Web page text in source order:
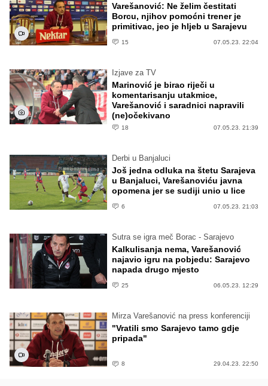
Varešanović: Ne želim čestitati
Borcu, njihov pomoćni trener je
primitivac, jeo je hljeb u Sarajevu
15 07.05.23. 22:04
Izjave za TV
Marinović je birao riječi u
komentarisanju utakmice,
Varešanović i saradnici napravili
(ne)očekivano
18 07.05.23. 21:39
Derbi u Banjaluci
Još jedna odluka na štetu Sarajeva
u Banjaluci, Varešanoviću javna
opomena jer se sudiji unio u lice
6 07.05.23. 21:03
Sutra se igra meč Borac - Sarajevo
Kalkulisanja nema, Varešanović
najavio igru na pobjedu: Sarajevo
napada drugo mjesto
25 06.05.23. 12:29
Mirza Varešanović na press konferenciji
"Vratili smo Sarajevo tamo gdje
pripada"
8 29.04.23. 22:50